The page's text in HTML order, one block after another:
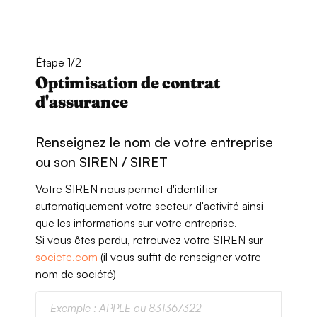
Étape 1/2
Optimisation de contrat
d'assurance
Renseignez le nom de votre entreprise
ou son SIREN / SIRET
Votre SIREN nous permet d'identifier
automatiquement votre secteur d'activité ainsi
que les informations sur votre entreprise.
Si vous êtes perdu, retrouvez votre SIREN sur
societe.com (il vous suffit de renseigner votre
nom de société)